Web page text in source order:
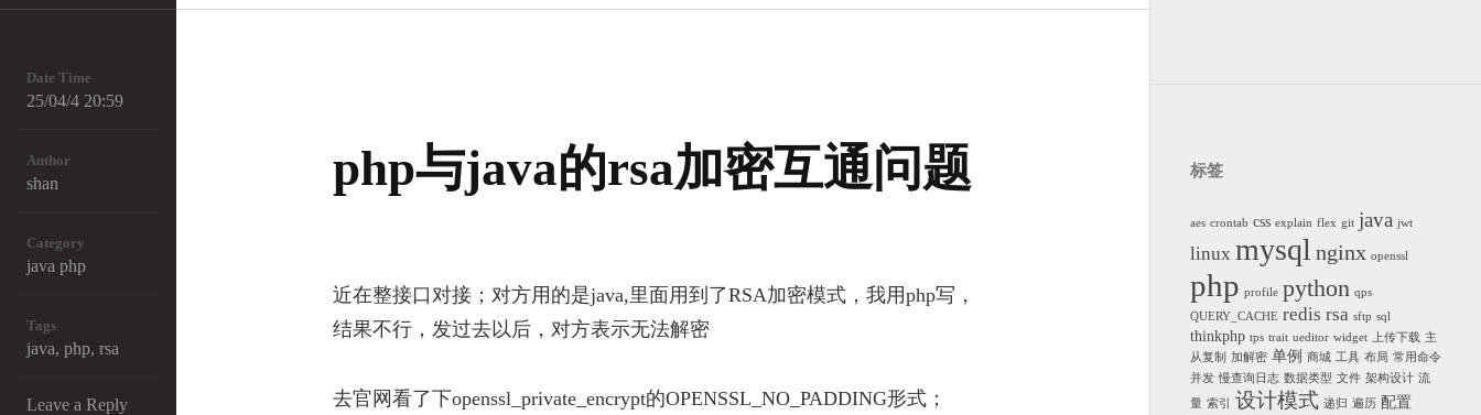
Date Time
25/04/4 20:59
Author
shan
Category
java php
Tags
java, php, rsa
Leave a Reply
php与java的rsa加密互通问题
近在整接口对接；对方用的是java,里面用到了RSA加密模式，我用php写，
结果不行，发过去以后，对方表示无法解密
去官网看了下openssl_private_encrypt的OPENSSL_NO_PADDING形式；
标签
aes crontab css explain flex git java jwt
linux mysql nginx openssl
php profile python qps
QUERY_CACHE redis rsa sftp sql
thinkphp tps trait ueditor widget 上传下载 主
从复制
加解密 单例 商城 工具 布局 常用命令
并发 慢查询日志 数据类型 文件 架构设计 流
量 索引 设计模式 递归 遍历 配置